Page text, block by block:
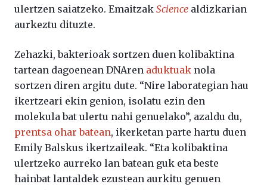
ulertzen saiatzeko. Emaitzak Science aldizkarian
aurkeztu dituzte.
Zehazki, bakterioak sortzen duen kolibaktina
tartean dagoenean DNAren aduktuak nola
sortzen diren argitu dute. “Nire laborategian hau
ikertzeari ekin genion, isolatu ezin den
molekula bat ulertu nahi genuelako”, azaldu du,
prentsa ohar batean, ikerketan parte hartu duen
Emily Balskus ikertzaileak. “Eta kolibaktina
ulertzeko aurreko lan batean guk eta beste
hainbat lantaldek ezustean aurkitu genuen